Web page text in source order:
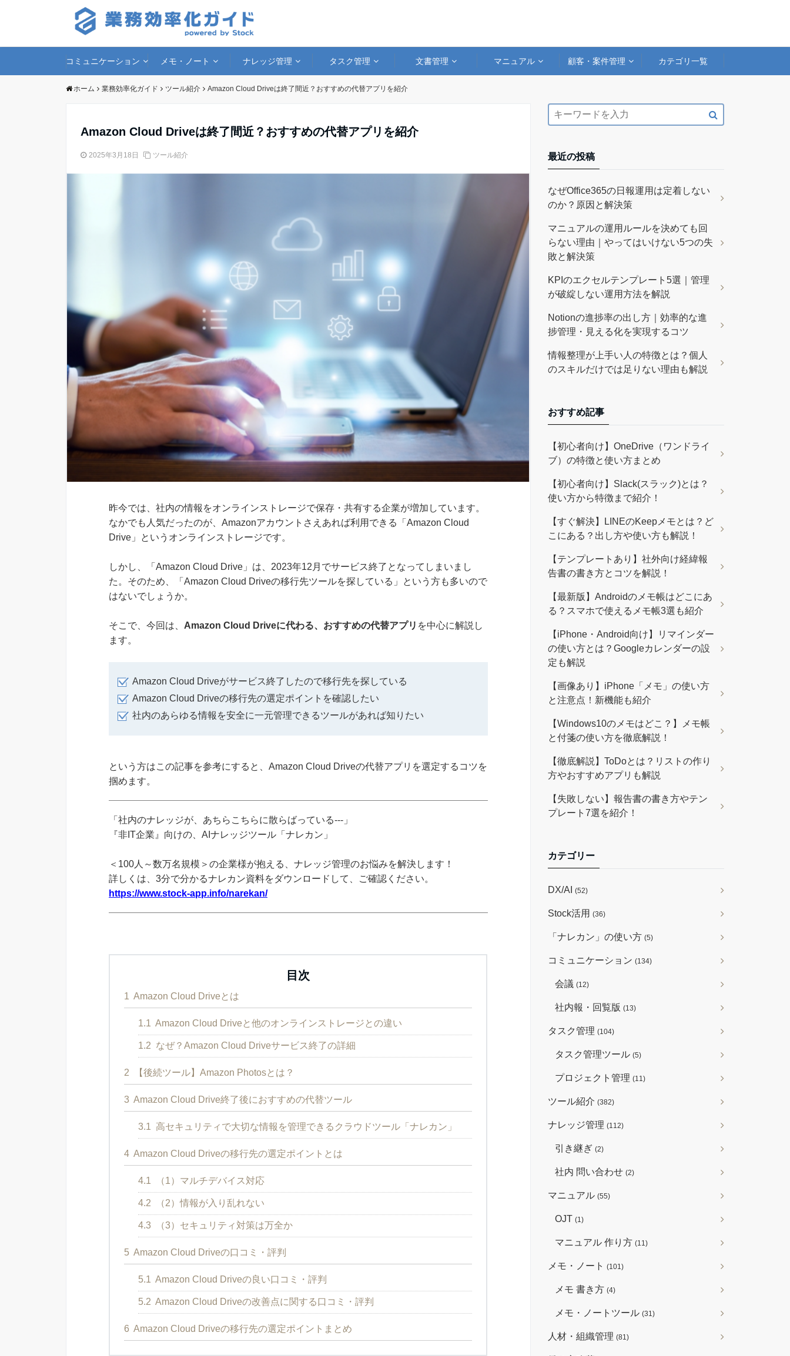
コミュニケーション メモ・ノート ナレッジ管理 タスク管理 文書管理 マニュアル 顧客・案件管理 カテゴリ一覧
ホーム 業務効率化ガイド ツール紹介 Amazon Cloud Driveは終了間近？おすすめの代替アプリを紹介
Amazon Cloud Driveは終了間近？おすすめの代替アプリを紹介
2025年3月18日 ツール紹介
昨今では、社内の情報をオンラインストレージで保存・共有する企業が増加しています。
なかでも人気だったのが、Amazonアカウントさえあれば利用できる「Amazon Cloud
Drive」というオンラインストレージです。
しかし、「Amazon Cloud Drive」は、2023年12月でサービス終了となってしまいまし
た。そのため、「Amazon Cloud Driveの移行先ツールを探している」という方も多いので
はないでしょうか。
そこで、今回は、 Amazon Cloud Driveに代わる、おすすめの代替アプリ を中心に解説し
ます。
Amazon Cloud Driveがサービス終了したので移行先を探している
Amazon Cloud Driveの移行先の選定ポイントを確認したい
社内のあらゆる情報を安全に一元管理できるツールがあれば知りたい
という方はこの記事を参考にすると、Amazon Cloud Driveの代替アプリを選定するコツを
掴めます。
「社内のナレッジが、あちらこちらに散らばっている---」
『非IT企業』向けの、AIナレッジツール「ナレカン」
＜100人～数万名規模＞の企業様が抱える、ナレッジ管理のお悩みを解決します！
詳しくは、3分で分かるナレカン資料をダウンロードして、ご確認ください。
https://www.stock-app.info/narekan/
目次
1 Amazon Cloud Driveとは
1.1 Amazon Cloud Driveと他のオンラインストレージとの違い
1.2 なぜ？Amazon Cloud Driveサービス終了の詳細
2 【後続ツール】Amazon Photosとは？
3 Amazon Cloud Drive終了後におすすめの代替ツール
3.1 高セキュリティで大切な情報を管理できるクラウドツール「ナレカン」
4 Amazon Cloud Driveの移行先の選定ポイントとは
4.1 （1）マルチデバイス対応
4.2 （2）情報が入り乱れない
4.3 （3）セキュリティ対策は万全か
5 Amazon Cloud Driveの口コミ・評判
5.1 Amazon Cloud Driveの良い口コミ・評判
5.2 Amazon Cloud Driveの改善点に関する口コミ・評判
6 Amazon Cloud Driveの移行先の選定ポイントまとめ
最近の投稿
なぜOffice365の日報運用は定着しない
のか？原因と解決策
マニュアルの運用ルールを決めても回
らない理由｜やってはいけない5つの失
敗と解決策
KPIのエクセルテンプレート5選｜管理
が破綻しない運用方法を解説
Notionの進捗率の出し方｜効率的な進
捗管理・見える化を実現するコツ
情報整理が上手い人の特徴とは？個人
のスキルだけでは足りない理由も解説
おすすめ記事
【初心者向け】OneDrive（ワンドライ
ブ）の特徴と使い方まとめ
【初心者向け】Slack(スラック)とは？
使い方から特徴まで紹介！
【すぐ解決】LINEのKeepメモとは？ど
こにある？出し方や使い方も解説！
【テンプレートあり】社外向け経緯報
告書の書き方とコツを解説！
【最新版】Androidのメモ帳はどこにあ
る？スマホで使えるメモ帳3選も紹介
【iPhone・Android向け】リマインダー
の使い方とは？Googleカレンダーの設
定も解説
【画像あり】iPhone「メモ」の使い方
と注意点！新機能も紹介
【Windows10のメモはどこ？】メモ帳
と付箋の使い方を徹底解説！
【徹底解説】ToDoとは？リストの作り
方やおすすめアプリも解説
【失敗しない】報告書の書き方やテン
プレート7選を紹介！
カテゴリー
DX/AI (52)
Stock活用 (36)
「ナレカン」の使い方 (5)
コミュニケーション (134)
会議 (12)
社内報・回覧版 (13)
タスク管理 (104)
タスク管理ツール (5)
プロジェクト管理 (11)
ツール紹介 (382)
ナレッジ管理 (112)
引き継ぎ (2)
社内 問い合わせ (2)
マニュアル (55)
OJT (1)
マニュアル 作り方 (11)
メモ・ノート (101)
メモ 書き方 (4)
メモ・ノートツール (31)
人材・組織管理 (81)